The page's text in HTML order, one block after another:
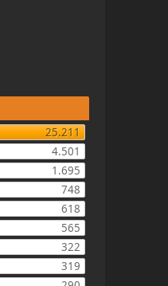
25.211
4.501
1.695
748
618
565
322
319